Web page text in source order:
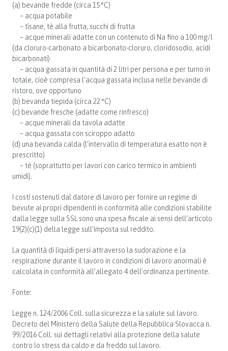
(a) bevande fredde (circa 15 °C)
– acqua potabile
– tisane, tè alla frutta, succhi di frutta
– acque minerali adatte con un contenuto di Na fino a 100 mg/l
(da cloruro-carbonato a bicarbonato-cloruro, cloridosodio, acidi
bicarbonati)
– acqua gassata in quantità di 2 litri per persona e per turno in
totale, cioè compresa l’acqua gassata inclusa nelle bevande di
ristoro, ove opportuno
(b) bevanda tiepida (circa 22 °C)
(c) bevande fresche (adatte come rinfresco)
– acque minerali da tavola adatte
– acqua gassata con sciroppo adatto
(d) una bevanda calda (l’intervallo di temperatura esatto non è
prescritto)
– tè (soprattutto per lavori con carico termico in ambienti
umidi).
I costi sostenuti dal datore di lavoro per fornire un regime di
bevute ai propri dipendenti in conformità alle condizioni stabilite
dalla legge sulla SSL sono una spesa fiscale ai sensi dell’articolo
19(2)(c)(1) della legge sull’imposta sul reddito.
La quantità di liquidi persi attraverso la sudorazione e la
respirazione durante il lavoro in condizioni di lavoro anormali è
calcolata in conformità all’allegato 4 dell’ordinanza pertinente.
Fonte:
Legge n. 124/2006 Coll. sulla sicurezza e la salute sul lavoro.
Decreto del Ministero della Salute della Repubblica Slovacca n.
99/2016 Coll. sui dettagli relativi alla protezione della salute
contro lo stress da caldo e da freddo sul lavoro.